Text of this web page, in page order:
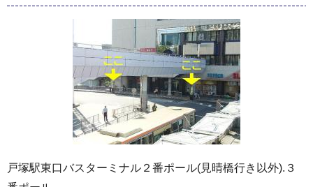
戸塚駅東口バスターミナル２番ポール(見晴橋行き以外).３